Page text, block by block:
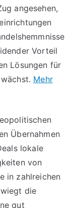
angesehen,
Vorteil
Lösungen für
Mehr
Übernahmen
lokale
von
in zahlreichen
die
gut